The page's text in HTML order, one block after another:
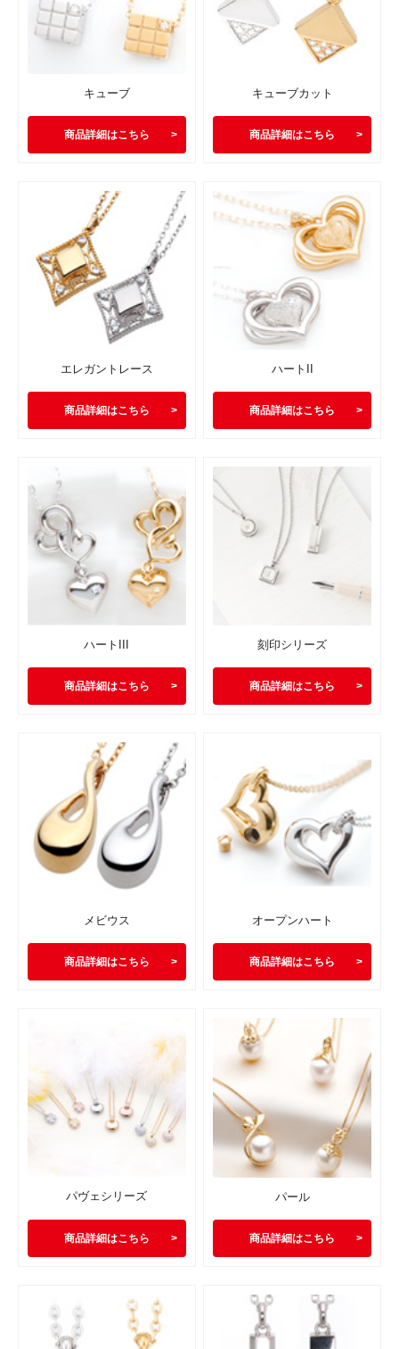
キューブ
商品詳細はこちら
キューブカット
商品詳細はこちら
エレガントレース
商品詳細はこちら
ハートII
商品詳細はこちら
ハートIII
商品詳細はこちら
刻印シリーズ
商品詳細はこちら
メビウス
商品詳細はこちら
オープンハート
商品詳細はこちら
パヴェシリーズ
商品詳細はこちら
パール
商品詳細はこちら